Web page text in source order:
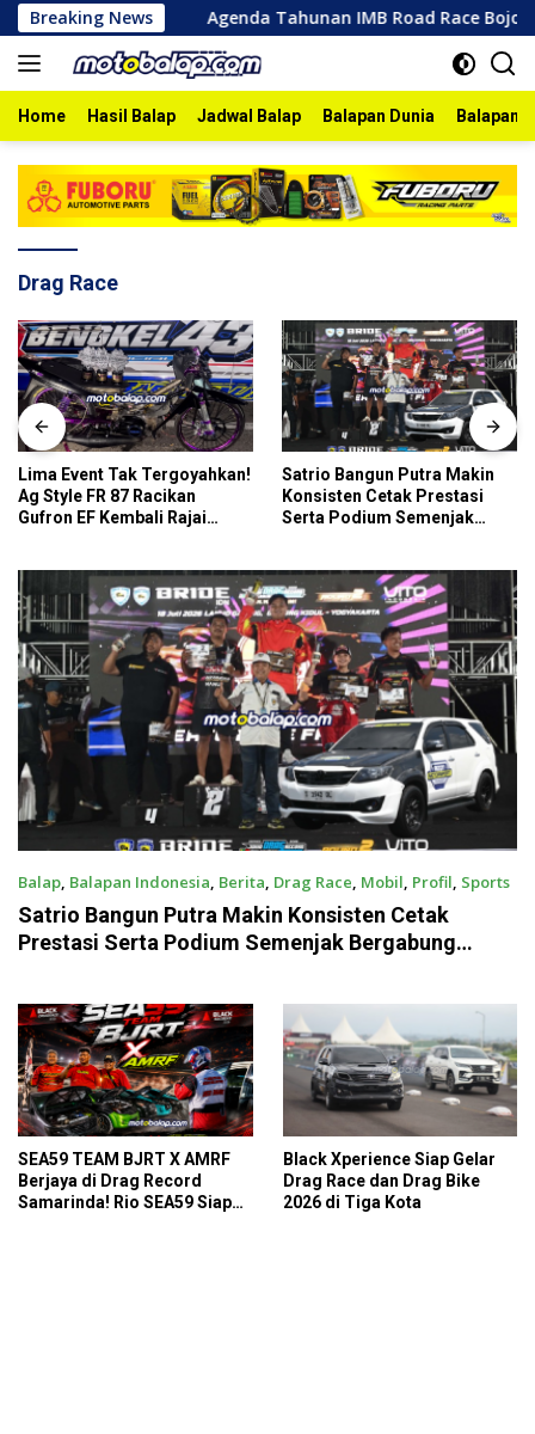
Skip
to
content
Breaking News
2026 Agenda Tahunan IMB Road Race Bojonegoro
Home Hasil Balap Jadwal Balap Balapan Dunia Balapan
Drag Race
Lima Event Tak Tergoyahkan!
Ag Style FR 87 Racikan
Gufron EF Kembali Rajai
Satrio Bangun Putra Makin
Konsisten Cetak Prestasi
Serta Podium Semenjak
Balap, Balapan Indonesia, Berita, Drag Race, Mobil, Profil, Sports
July 22, 2026
Satrio Bangun Putra Makin Konsisten Cetak
Prestasi Serta Podium Semenjak Bergabung
SEA59 TEAM BJRT X AMRF
Berjaya di Drag Record
Samarinda! Rio SEA59 Siap
Black Xperience Siap Gelar
Drag Race dan Drag Bike
2026 di Tiga Kota